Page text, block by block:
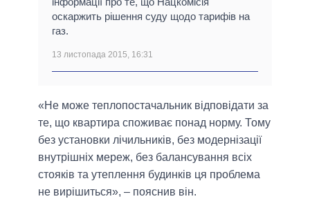
оскаржить рішення суду щодо тарифів на
газ.
13 листопада 2015, 16:31
«Не може теплопостачальник відповідати за
те, що квартира споживає понад норму. Тому
без установки лічильників, без модернізації
внутрішніх мереж, без балансування всіх
стояків та утеплення будинків ця проблема
не вирішиться», – пояснив він.